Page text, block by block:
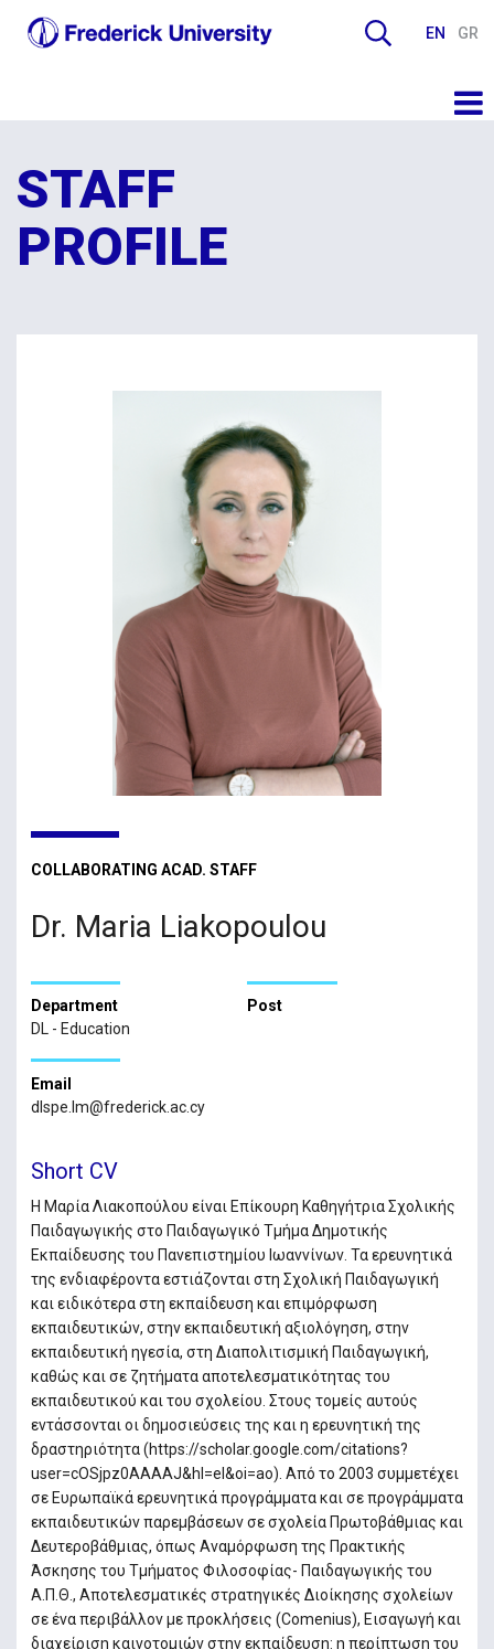
EN GR
STAFF
PROFILE
COLLABORATING ACAD. STAFF
Dr. Maria Liakopoulou
Department
DL - Education
Post
Email
dlspe.lm@frederick.ac.cy
Short CV
Η Μαρία Λιακοπούλου είναι Επίκουρη Καθηγήτρια Σχολικής
Παιδαγωγικής στο Παιδαγωγικό Τμήμα Δημοτικής
Εκπαίδευσης του Πανεπιστημίου Ιωαννίνων. Τα ερευνητικά
της ενδιαφέροντα εστιάζονται στη Σχολική Παιδαγωγική
και ειδικότερα στη εκπαίδευση και επιμόρφωση
εκπαιδευτικών, στην εκπαιδευτική αξιολόγηση, στην
εκπαιδευτική ηγεσία, στη Διαπολιτισμική Παιδαγωγική,
καθώς και σε ζητήματα αποτελεσματικότητας του
εκπαιδευτικού και του σχολείου. Στους τομείς αυτούς
εντάσσονται οι δημοσιεύσεις της και η ερευνητική της
δραστηριότητα (https://scholar.google.com/citations?
user=cOSjpz0AAAAJ&hl=el&oi=ao). Από το 2003 συμμετέχει
σε Ευρωπαϊκά ερευνητικά προγράμματα και σε προγράμματα
εκπαιδευτικών παρεμβάσεων σε σχολεία Πρωτοβάθμιας και
Δευτεροβάθμιας, όπως Αναμόρφωση της Πρακτικής
Άσκησης του Τμήματος Φιλοσοφίας- Παιδαγωγικής του
Α.Π.Θ., Αποτελεσματικές στρατηγικές Διοίκησης σχολείων
σε ένα περιβάλλον με προκλήσεις (Comenius), Εισαγωγή και
διαχείριση καινοτομιών στην εκπαίδευση: η περίπτωση του